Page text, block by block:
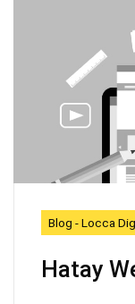
Blog - Locca
Hatay